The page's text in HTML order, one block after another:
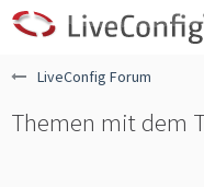
LiveConfig Forum
Themen mit dem